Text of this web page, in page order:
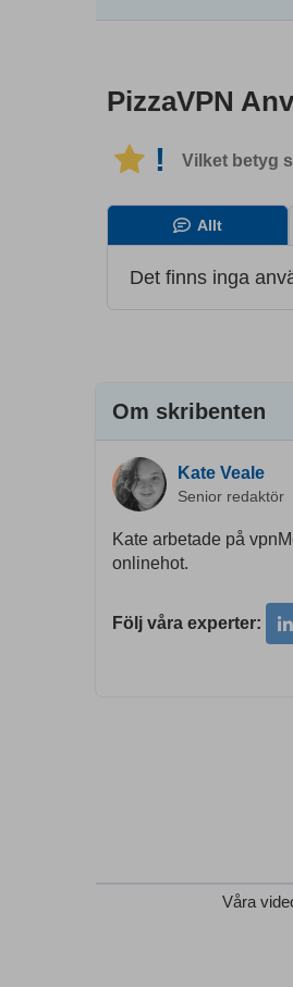
PizzaVPN
! Vilket betyg
Allt
Det finns inga
Om skribenten
Kate Veale
Senior redaktör
Kate arbetade på
onlinehot.
Följ våra experter:
Våra